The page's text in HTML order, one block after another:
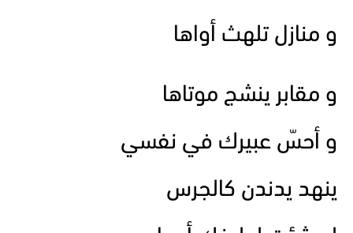
و منازل تلهث أواها
و مقابر ينشج موتاها
و أحسّ عبيرك في نفسي
ينهد يدندن كالجرس